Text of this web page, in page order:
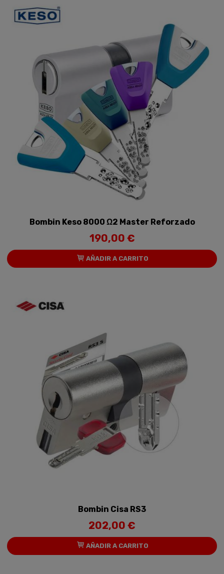
Bombin Keso 8000 Ω2 Master Reforzado
190,00 €
AÑADIR A CARRITO
Bombin Cisa RS3
202,00 €
AÑADIR A CARRITO